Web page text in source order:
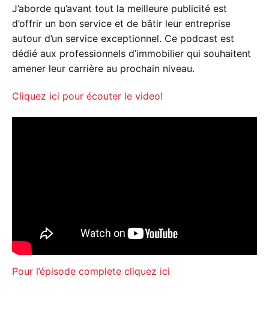
J’aborde qu’avant tout la meilleure publicité est
d’offrir un bon service et de bâtir leur entreprise
autour d’un service exceptionnel. Ce podcast est
dédié aux professionnels d’immobilier qui souhaitent
amener leur carrière au prochain niveau.
Cliquez ici pour écouter le video!
Pour l’épisode complete cliquez ici